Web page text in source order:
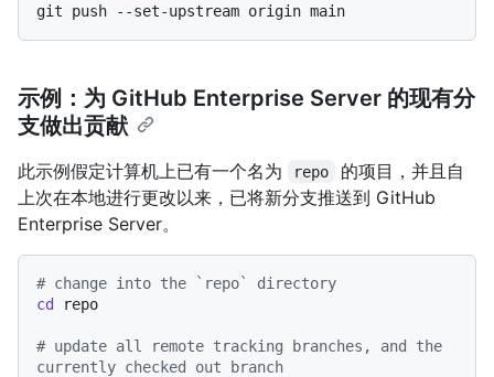
示例：为 GitHub Enterprise Server 的现有分
支做出贡献
此示例假定计算机上已有一个名为 repo
的项目，并且自
上次在本地进行更改以来，已将新分支推送到 GitHub
Enterprise Server。
# change into the `repo` directory
cd
repo
# update all remote tracking branches, and the
currently checked out branch